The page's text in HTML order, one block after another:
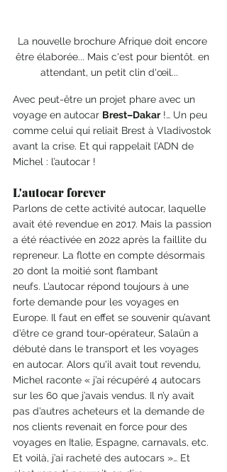
La nouvelle brochure Afrique doit encore
être élaborée... Mais c'est pour bientôt. en
attendant, un petit clin d'œil...
Avec peut-être un projet phare avec un
voyage en autocar Brest–Dakar !… Un peu
comme celui qui reliait Brest à Vladivostok
avant la crise. Et qui rappelait l’ADN de
Michel : l’autocar !
L'autocar forever
Parlons de cette activité autocar, laquelle
avait été revendue en 2017. Mais la passion
a été réactivée en 2022 après la faillite du
repreneur. La flotte en compte désormais
20 dont la moitié sont flambant
neufs. L’autocar répond toujours à une
forte demande pour les voyages en
Europe. Il faut en effet se souvenir qu’avant
d’être ce grand tour-opérateur, Salaün a
débuté dans le transport et les voyages
en autocar. Alors qu'il avait tout revendu,
Michel raconte « j’ai récupéré 4 autocars
sur les 60 que j’avais vendus. Il n’y avait
pas d’autres acheteurs et la demande de
nos clients revenait en force pour des
voyages en Italie, Espagne, carnavals, etc.
Et voilà, j’ai racheté des autocars »… Et